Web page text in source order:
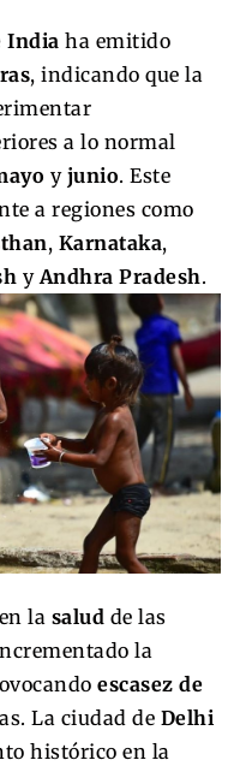
India ha emitido
, indicando que la
a lo normal
y junio. Este
a regiones como
, Karnataka,
y Andhra Pradesh.
la salud de las
la
escasez de
La ciudad de Delhi
histórico en la